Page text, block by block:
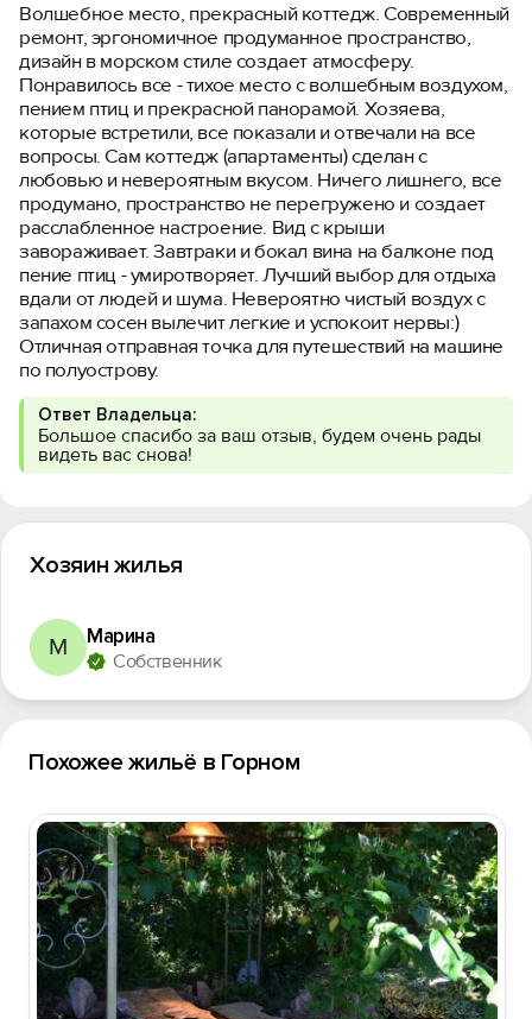
Волшебное место, прекрасный коттедж. Современный
ремонт, эргономичное продуманное пространство,
дизайн в морском стиле создает атмосферу.
Понравилось все - тихое место с волшебным воздухом,
пением птиц и прекрасной панорамой. Хозяева,
которые встретили, все показали и отвечали на все
вопросы. Сам коттедж (апартаменты) сделан с
любовью и невероятным вкусом. Ничего лишнего, все
продумано, пространство не перегружено и создает
расслабленное настроение. Вид с крыши
завораживает. Завтраки и бокал вина на балконе под
пение птиц - умиротворяет. Лучший выбор для отдыха
вдали от людей и шума. Невероятно чистый воздух с
запахом сосен вылечит легкие и успокоит нервы:)
Отличная отправная точка для путешествий на машине
по полуострову.
Ответ Владельца:
Большое спасибо за ваш отзыв, будем очень рады
видеть вас снова!
Хозяин жилья
М Марина
Собственник
Похожее жильё в Горном